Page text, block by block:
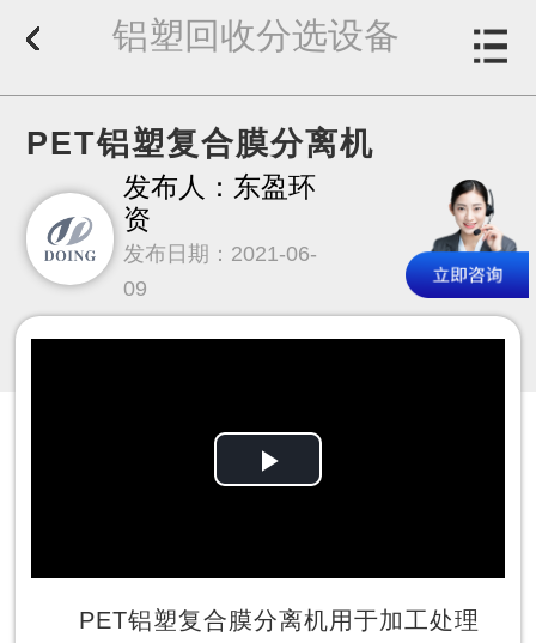
铝塑回收分选设备
PET铝塑复合膜分离机
发布人：东盈环
资
发布日期：2021-06-
09
Play
PET铝塑复合膜分离机用于加工处理